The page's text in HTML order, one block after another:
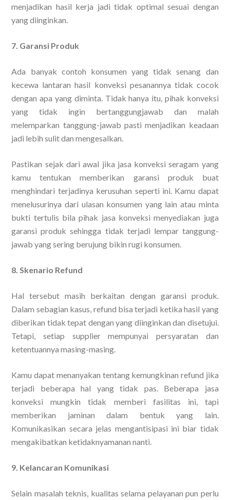
menjadikan hasil kerja jadi tidak optimal sesuai dengan
yang diinginkan.
7. Garansi Produk
Ada banyak contoh konsumen yang tidak senang dan
kecewa lantaran hasil konveksi pesanannya tidak cocok
dengan apa yang diminta. Tidak hanya itu, pihak konveksi
yang tidak ingin bertanggungjawab dan malah
melemparkan tanggung-jawab pasti menjadikan keadaan
jadi lebih sulit dan mengesalkan.
Pastikan sejak dari awal jika jasa konveksi seragam yang
kamu tentukan memberikan garansi produk buat
menghindari terjadinya kerusuhan seperti ini. Kamu dapat
menelusurinya dari ulasan konsumen yang lain atau minta
bukti tertulis bila pihak jasa konveksi menyediakan juga
garansi produk sehingga tidak terjadi lempar tanggung-
jawab yang sering berujung bikin rugi konsumen.
8. Skenario Refund
Hal tersebut masih berkaitan dengan garansi produk.
Dalam sebagian kasus, refund bisa terjadi ketika hasil yang
diberikan tidak tepat dengan yang diinginkan dan disetujui.
Tetapi, setiap supplier mempunyai persyaratan dan
ketentuannya masing-masing.
Kamu dapat menanyakan tentang kemungkinan refund jika
terjadi beberapa hal yang tidak pas. Beberapa jasa
konveksi mungkin tidak memberi fasilitas ini, tapi
memberikan jaminan dalam bentuk yang lain.
Komunikasikan secara jelas mengantisipasi ini biar tidak
mengakibatkan ketidaknyamanan nanti.
9. Kelancaran Komunikasi
Selain masalah teknis, kualitas selama pelayanan pun perlu